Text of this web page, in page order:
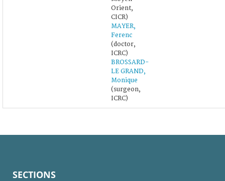
Orient,
CICR)
MAYER,
Ferenc
(doctor,
ICRC)
BROSSARD-
LE GRAND,
Monique
(surgeon,
ICRC)
SECTIONS